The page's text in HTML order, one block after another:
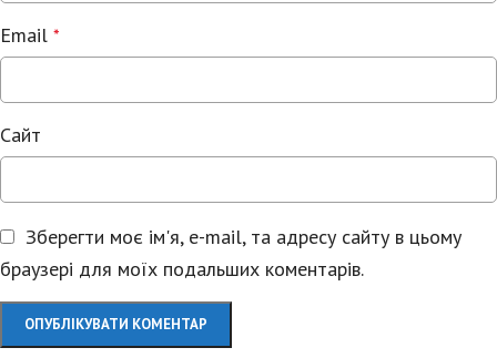
Email *
Сайт
Зберегти моє ім'я, e-mail, та адресу сайту в цьому
браузері для моїх подальших коментарів.